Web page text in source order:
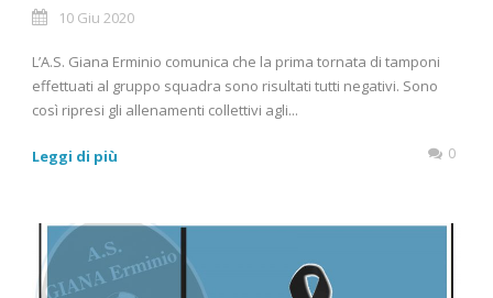
10 Giu 2020
L’A.S. Giana Erminio comunica che la prima tornata di tamponi
effettuati al gruppo squadra sono risultati tutti negativi. Sono
così ripresi gli allenamenti collettivi agli...
Leggi di più 0